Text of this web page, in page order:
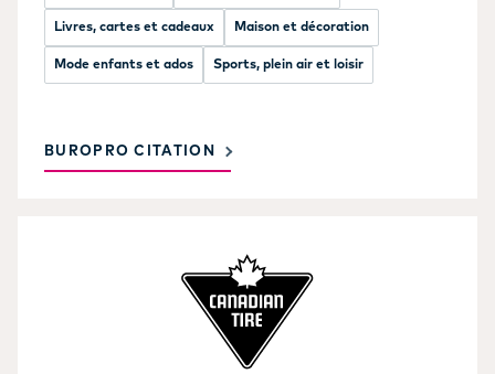
Livres, cartes et cadeaux Maison et décoration
Mode enfants et ados Sports, plein air et loisir
BUROPRO CITATION